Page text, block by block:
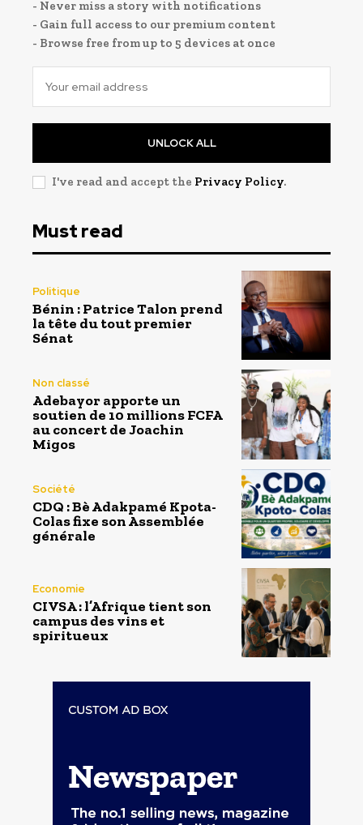
- Never miss a story with notifications
- Gain full access to our premium content
- Browse free from up to 5 devices at once
UNLOCK ALL
I've read and accept the Privacy Policy.
Must read
Politique
Bénin : Patrice Talon prend
la tête du tout premier
Sénat
Non classé
Adebayor apporte un
soutien de 10 millions FCFA
au concert de Joachin
Migos
Société
CDQ : Bè Adakpamé Kpota-
Colas fixe son Assemblée
générale
Economie
CIVSA : l’Afrique tient son
campus des vins et
spiritueux